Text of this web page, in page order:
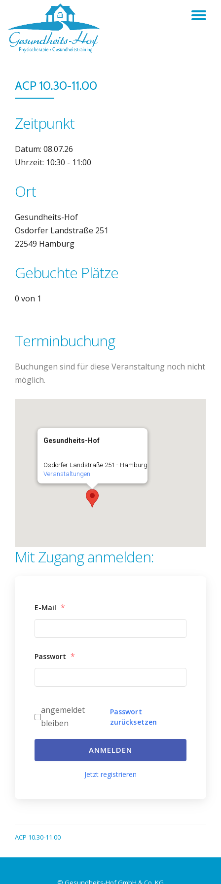
content
ACP 10.30-11.00
Zeitpunkt
Datum: 08.07.26
Uhrzeit: 10:30 - 11:00
Ort
Gesundheits-Hof
Osdorfer Landstraße 251
22549 Hamburg
Gebuchte Plätze
0 von 1
Terminbuchung
Buchungen sind für diese Veranstaltung noch nicht
möglich.
Gesundheits-Hof
Osdorfer Landstraße 251 - Hamburg
Veranstaltungen
Mit Zugang anmelden:
E-Mail *
Passwort *
angemeldet
bleiben
Passwort
zurücksetzen
ANMELDEN
Jetzt registrieren
ACP 10.30-11.00